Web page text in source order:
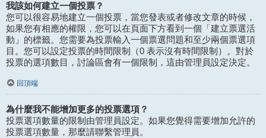
我該如何建立一個投票？
您可以很容易地建立一個投票，當您發表或者修改文章的時候，
如果您有相應的權限，您可以在頁面下方看到一個「建立票選活
動」的標籤。您需要為投票輸入一個票選問題和至少兩個票選項
目。您可以設定投票的時間限制（0 表示沒有時間限制）。對於
投票的選項數目，討論區會有一個限制，這由管理員設定決定。
回頂端
為什麼我不能增加更多的投票選項？
投票選項數量的限制由管理員設定。如果您覺得需要增加允許的
投票選項數量，那麼請聯繫管理員。